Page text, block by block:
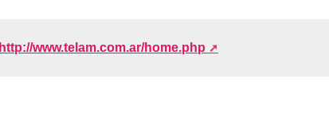
http://www.telam.com.ar/home.php